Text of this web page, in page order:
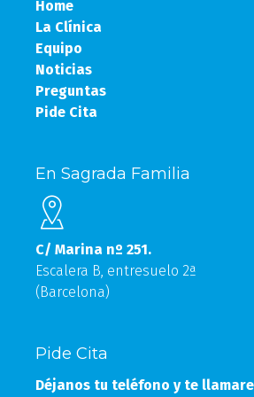
Home
La Clínica
Equipo
Noticias
Preguntas
Pide Cita
En Sagrada Familia
C/ Marina nº 251.
Escalera B, entresuelo 2ª
(Barcelona)
Pide Cita
Déjanos tu teléfono y te